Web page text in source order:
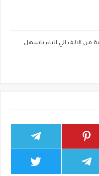
من الالف الي الياء باسهل